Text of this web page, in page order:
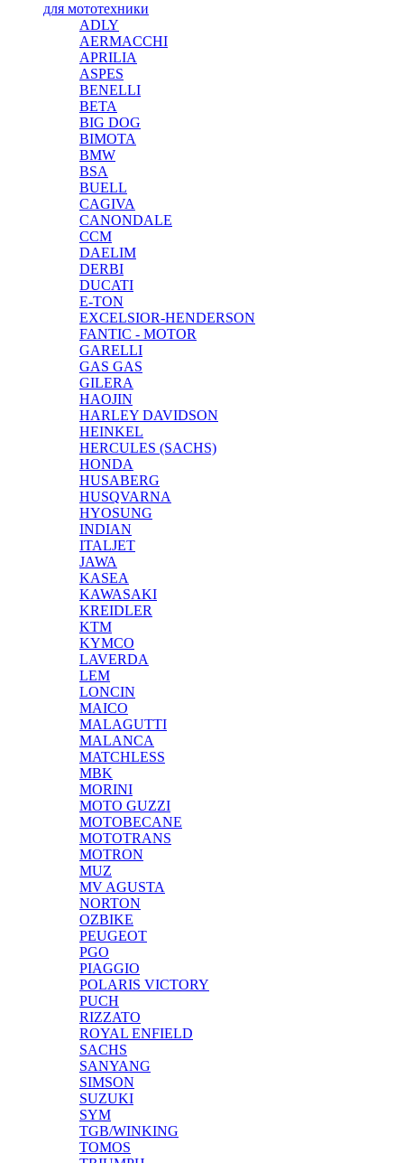
для мототехники
ADLY
AERMACCHI
APRILIA
ASPES
BENELLI
BETA
BIG DOG
BIMOTA
BMW
BSA
BUELL
CAGIVA
CANONDALE
CCM
DAELIM
DERBI
DUCATI
E-TON
EXCELSIOR-HENDERSON
FANTIC - MOTOR
GARELLI
GAS GAS
GILERA
HAOJIN
HARLEY DAVIDSON
HEINKEL
HERCULES (SACHS)
HONDA
HUSABERG
HUSQVARNA
HYOSUNG
INDIAN
ITALJET
JAWA
KASEA
KAWASAKI
KREIDLER
KTM
KYMCO
LAVERDA
LEM
LONCIN
MAICO
MALAGUTTI
MALANCA
MATCHLESS
MBK
MORINI
MOTO GUZZI
MOTOBECANE
MOTOTRANS
MOTRON
MUZ
MV AGUSTA
NORTON
OZBIKE
PEUGEOT
PGO
PIAGGIO
POLARIS VICTORY
PUCH
RIZZATO
ROYAL ENFIELD
SACHS
SANYANG
SIMSON
SUZUKI
SYM
TGB/WINKING
TOMOS